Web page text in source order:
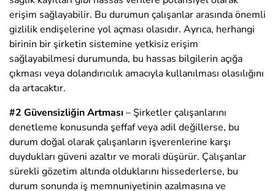
erişim sağlayabilir. Bu durumun çalışanlar arasında önemli
gizlilik endişelerine yol açması olasıdır. Ayrıca, herhangi
birinin bir şirketin sistemine yetkisiz erişim
sağlayabilmesi durumunda, bu hassas bilgilerin açığa
çıkması veya dolandırıcılık amacıyla kullanılması olasılığını
da artacaktır.
#2 Güvensizliğin Artması – Şirketler çalışanlarını
denetleme konusunda şeffaf veya adil değillerse, bu
durum doğal olarak çalışanların işverenlerine karşı
duydukları güveni azaltır ve morali düşürür. Çalışanlar
sürekli gözetim altında olduklarını hissederlerse, bu
durum sonunda iş memnuniyetinin azalmasına ve